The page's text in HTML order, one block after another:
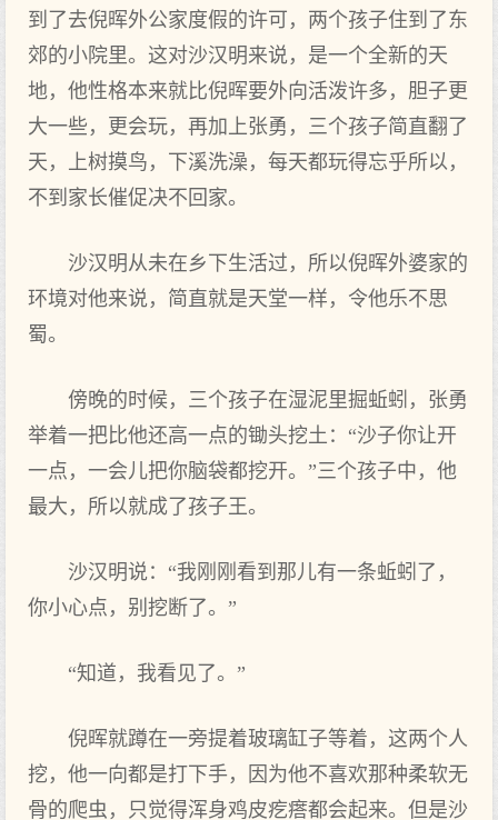
到了去倪晖外公家度假的许可，两个孩子住到了东
郊的小院里。这对沙汉明来说，是一个全新的天
地，他性格本来就比倪晖要外向活泼许多，胆子更
大一些，更会玩，再加上张勇，三个孩子简直翻了
天，上树摸鸟，下溪洗澡，每天都玩得忘乎所以，
不到家长催促决不回家。
沙汉明从未在乡下生活过，所以倪晖外婆家的
环境对他来说，简直就是天堂一样，令他乐不思
蜀。
傍晚的时候，三个孩子在湿泥里掘蚯蚓，张勇
举着一把比他还高一点的锄头挖土：“沙子你让开
一点，一会儿把你脑袋都挖开。”三个孩子中，他
最大，所以就成了孩子王。
沙汉明说：“我刚刚看到那儿有一条蚯蚓了，
你小心点，别挖断了。”
“知道，我看见了。”
倪晖就蹲在一旁提着玻璃缸子等着，这两个人
挖，他一向都是打下手，因为他不喜欢那种柔软无
骨的爬虫，只觉得浑身鸡皮疙瘩都会起来。但是沙